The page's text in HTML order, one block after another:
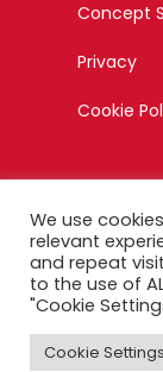
Concept
Privacy
Cookie
© Copyright
We use
relevant
and repeat
to the use of
"Cookie
Cookie Settings